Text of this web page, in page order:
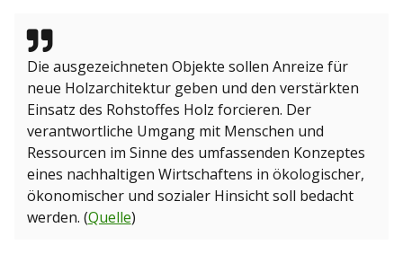
Die ausgezeichneten Objekte sollen Anreize für
neue Holzarchitektur geben und den verstärkten
Einsatz des Rohstoffes Holz forcieren. Der
verantwortliche Umgang mit Menschen und
Ressourcen im Sinne des umfassenden Konzeptes
eines nachhaltigen Wirtschaftens in ökologischer,
ökonomischer und sozialer Hinsicht soll bedacht
werden. (Quelle)